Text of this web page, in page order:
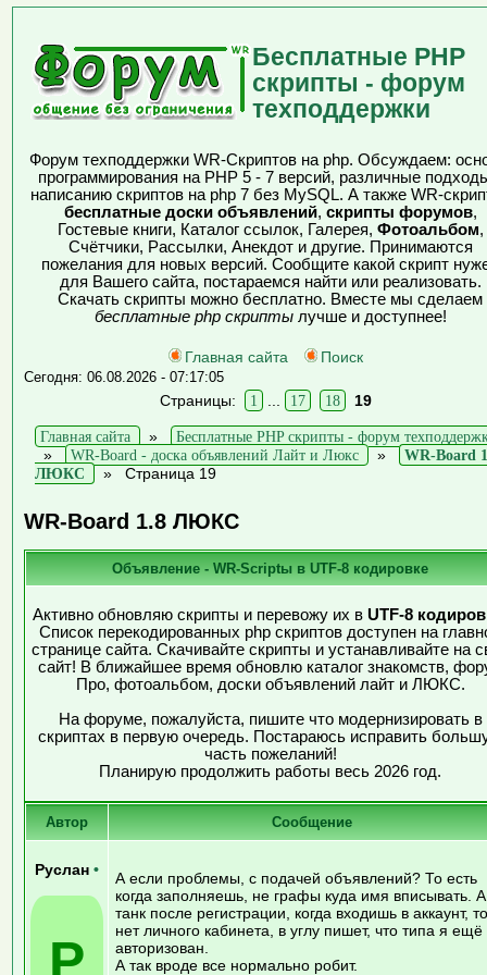
Бесплатные PHP
скрипты - форум
техподдержки
Форум техподдержки WR-Скриптов на php. Обсуждаем:
программирования на PHP 5 - 7 версий, различные
написанию скриптов на php 7 без MySQL. А также WR-
бесплатные доски объявлений, скрипты форумов,
Гостевые книги, Каталог ссылок, Галерея, Фотоальбом,
Счётчики, Рассылки, Анекдот и другие. Принимаются
пожелания для новых версий. Сообщите какой скрипт
для Вашего сайта, постараемся найти или реализовать.
Скачать скрипты можно бесплатно. Вместе мы сделаем
бесплатные php скриптылучше и доступнее!
Главная сайта Поиск
Сегодня: 06.08.2026 - 07:17:05
Страницы: 1 17 18 19
Главная сайта »
Бесплатные PHP скрипты - форум
»
WR-Board - доска объявлений Лайт и Люкс »
WR-Board
ЛЮКС
» Страница 19
WR-Board 1.8 ЛЮКС
Объявление - WR-Scriptы в UTF-8 кодировке
Активно обновляю скрипты и перевожу их в UTF-8
Список перекодированных php скриптов доступен на
странице сайта. Скачивайте скрипты и устанавливайте на
сайт! В ближайшее время обновлю каталог знакомств,
Про, фотоальбом, доски объявлений лайт и ЛЮКС.
На форуме, пожалуйста, пишите что модернизировать в
скриптах в первую очередь. Постараюсь исправить
часть пожеланий!
Планирую продолжить работы весь 2026 год.
Автор Сообщение
Руслан •
Р
А если проблемы, с подачей объявлений? То есть
когда заполняешь, не графы куда имя вписывать. А
танк после регистрации, когда входишь в аккаунт, то
нет личного кабинета, в углу пишет, что типа я ещё
авторизован.
А так вроде все нормально робит.